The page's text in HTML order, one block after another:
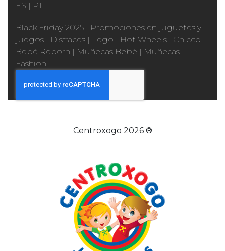
ES | PT
Black Friday 2025 | Promociones en juguetes y
juegos | Disfraces | Lego | Hot Wheels | Chicco |
Bebé Reborn | Muñecas Bebé | Muñecas
Fashion
Centroxogo 2026 ®